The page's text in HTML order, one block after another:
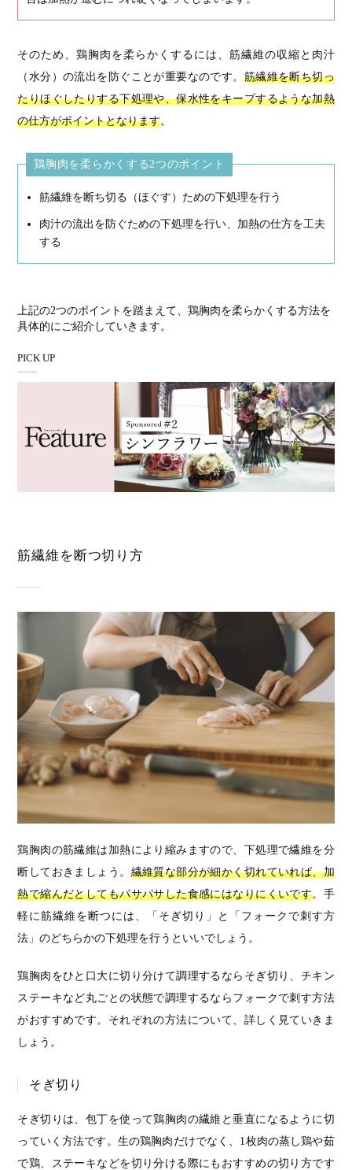
そのため、鶏胸肉を柔らかくするには、筋繊維の収縮と肉汁
（水分）の流出を防ぐことが重要なのです。 筋繊維を断ち切っ
たりほぐしたりする下処理や、保水性をキープするような加熱
の仕方がポイントとなります。
鶏胸肉を柔らかくする2つのポイント
筋繊維を断ち切る（ほぐす）ための下処理を行う
肉汁の流出を防ぐための下処理を行い、加熱の仕方を工夫
する
上記の2つのポイントを踏まえて、鶏胸肉を柔らかくする方法を
具体的にご紹介していきます。
PICK UP
筋繊維を断つ切り方
鶏胸肉の筋繊維は加熱により縮みますので、下処理で繊維を分
断しておきましょう。 繊維質な部分が細かく切れていれば、加
熱で縮んだとしてもパサパサした食感にはなりにくいです。手
軽に筋繊維を断つには、「そぎ切り」と「フォークで刺す方
法」のどちらかの下処理を行うといいでしょう。
鶏胸肉をひと口大に切り分けて調理するならそぎ切り、チキン
ステーキなど丸ごとの状態で調理するならフォークで刺す方法
がおすすめです。それぞれの方法について、詳しく見ていきま
しょう。
そぎ切り
そぎ切りは、包丁を使って鶏胸肉の繊維と垂直になるように切
っていく方法です。生の鶏胸肉だけでなく、1枚肉の蒸し鶏や茹
で鶏、ステーキなどを切り分ける際にもおすすめの切り方です